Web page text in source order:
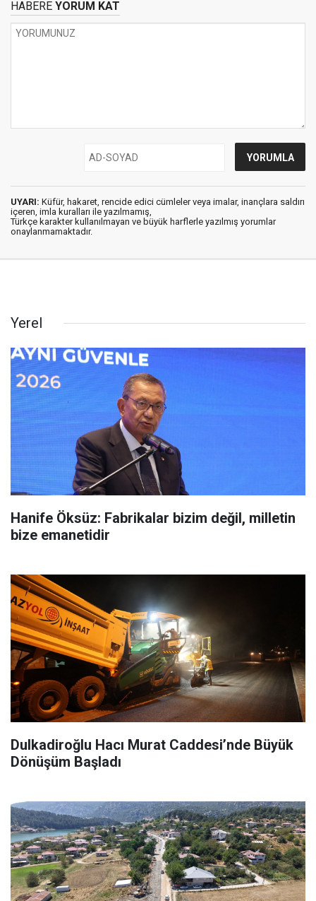
HABERE YORUM KAT
UYARI: Küfür, hakaret, rencide edici cümleler veya imalar, inançlara saldırı
içeren, imla kuralları ile yazılmamış,
Türkçe karakter kullanılmayan ve büyük harflerle yazılmış yorumlar
onaylanmamaktadır.
Yerel
Hanife Öksüz: Fabrikalar bizim değil, milletin
bize emanetidir
Dulkadiroğlu Hacı Murat Caddesi’nde Büyük
Dönüşüm Başladı